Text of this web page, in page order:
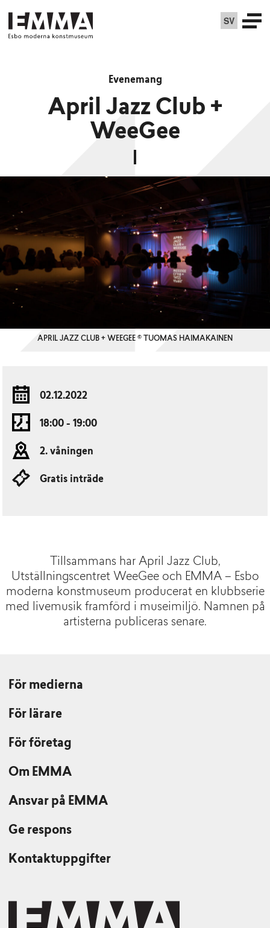
SV
Evenemang
April Jazz Club +
WeeGee
APRIL JAZZ CLUB + WEEGEE © TUOMAS HAIMAKAINEN
02.12.2022
18:00 - 19:00
2. våningen
Gratis inträde
Tillsammans har April Jazz Club,
Utställningscentret WeeGee och EMMA – Esbo
moderna konstmuseum producerat en klubbserie
med livemusik framförd i museimiljö. Namnen på
artisterna publiceras senare.
För medierna
För lärare
För företag
Om EMMA
Ansvar på EMMA
Ge respons
Kontaktuppgifter